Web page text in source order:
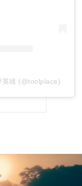
雄 (@toolplace)